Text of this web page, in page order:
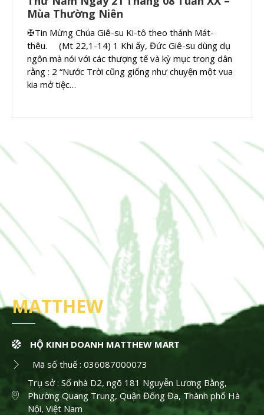
Mùa Thường Niên
✠Tin Mừng Chúa Giê-su Ki-tô theo thánh Mát-
thêu. (Mt 22,1-14) 1 Khi ấy, Đức Giê-su dùng dụ
ngôn mà nói với các thượng tế và kỳ mục trong dân
rằng : 2 “Nước Trời cũng giống như chuyện một vua
kia mở tiệc…
MATTHEW
HỘ KINH DOANH MATTHEW MART
Mã số thuế : 036087000073
Trụ sở : Số nhà D2, ngõ 181 Nguyễn Lương Bằng,
Phường Quang Trung, Quận Đống Đa, Thành phố Hà
Nội, Việt Nam